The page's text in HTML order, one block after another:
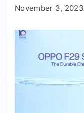
November 3, 2023